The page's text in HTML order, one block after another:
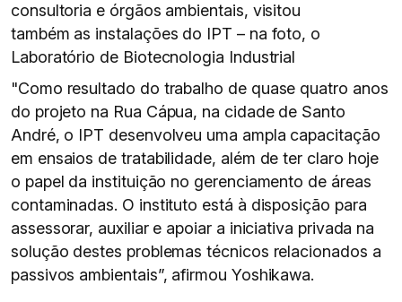
consultoria e órgãos ambientais, visitou
também as instalações do IPT – na foto, o
Laboratório de Biotecnologia Industrial
"Como resultado do trabalho de quase quatro anos
do projeto na Rua Cápua, na cidade de Santo
André, o IPT desenvolveu uma ampla capacitação
em ensaios de tratabilidade, além de ter claro hoje
o papel da instituição no gerenciamento de áreas
contaminadas. O instituto está à disposição para
assessorar, auxiliar e apoiar a iniciativa privada na
solução destes problemas técnicos relacionados a
passivos ambientais”, afirmou Yoshikawa.